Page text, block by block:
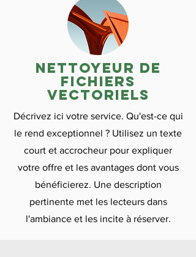
nettoyeur de
fichiers
vectoriels
Décrivez ici votre service. Qu'est-ce qui
le rend exceptionnel ? Utilisez un texte
court et accrocheur pour expliquer
votre offre et les avantages dont vous
bénéficierez. Une description
pertinente met les lecteurs dans
l'ambiance et les incite à réserver.